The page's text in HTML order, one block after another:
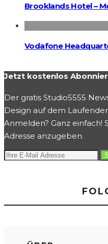
Brooklands Hotel –
Vodafone
Jetzt kostenlos
Der gratis Studio5555
Design auf dem
Anmelden? Ganz einfach!
Adresse anzugeben.